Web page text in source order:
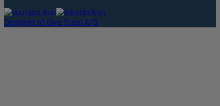
Designet af Give Steel A/S